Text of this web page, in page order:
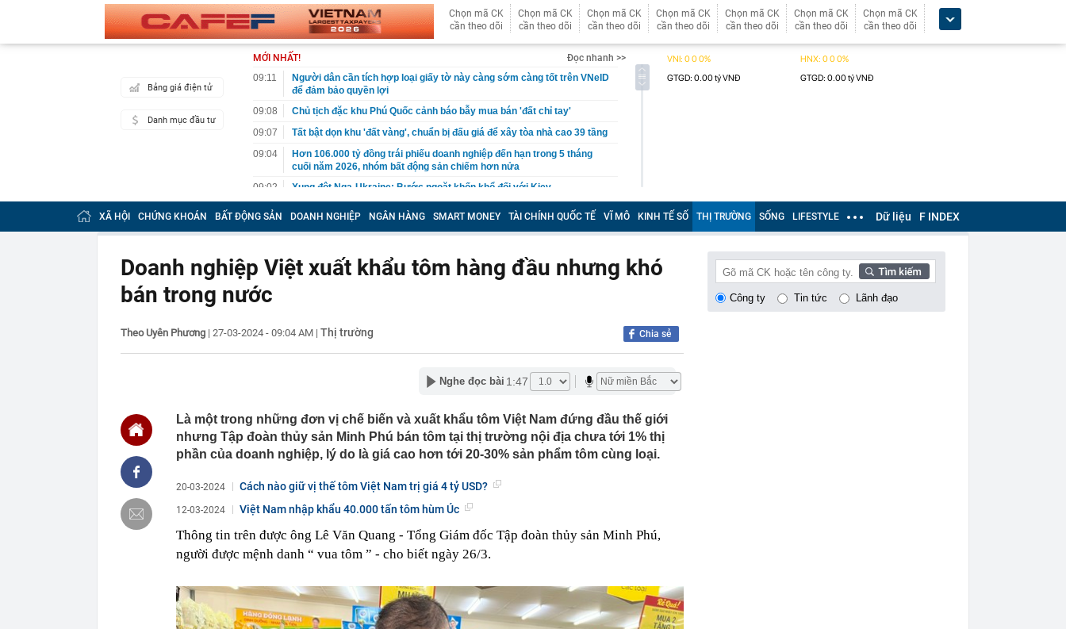
Chọn mã CK
cần theo dõi
Chọn mã CK
cần theo dõi
Chọn mã CK
cần theo dõi
Chọn mã CK
cần theo dõi
Chọn mã CK
cần theo dõi
Chọn mã CK
cần theo dõi
Chọn mã CK
cần theo dõi
Bảng giá điện tử
Danh mục đầu tư
MỚI NHẤT!
Đọc nhanh >>
09:11
Người dân cần tích hợp loại giấy tờ này càng sớm càng tốt trên VNeID
để đảm bảo quyền lợi
09:08
Chủ tịch đặc khu Phú Quốc cảnh báo bẫy mua bán 'đất chỉ tay'
09:07
Tất bật dọn khu 'đất vàng', chuẩn bị đấu giá để xây tòa nhà cao 39 tầng
09:04
Hơn 106.000 tỷ đồng trái phiếu doanh nghiệp đến hạn trong 5 tháng
cuối năm 2026, nhóm bất động sản chiếm hơn nửa
09:02
Xung đột Nga-Ukraine: Bước ngoặt khốn khổ đối với Kiev
09:00
Thành lập Khu Công nghệ cao tỉnh Hưng Yên
08:58
Sàn TMĐT gửi sai doanh thu, hóa đơn của người bán cho cơ quan
08:56
Xuất hiện “dấu chân” dòng tiền ngoại âm thầm đổ hàng nghìn tỷ vào
chứng khoán Việt Nam
08:56
đường, người đàn ông SN 1984 phải làm việc với cơ quan chức năng
08:45
Giáo sư phát hiện 32/35 sinh viên trong lớp dùng AI làm bài chỉ nhờ
Giá vàng nhẫn, vàng miếng ngày 8/8 tại SJC, Bảo Tín Minh Châu, Bảo
08:38
Gạo Thái Lan bất ngờ bị đe dọa trước một đối thủ mới: Giá rẻ hơn hẳn,
Mỹ tăng cường chốt đơn
08:35
Phát ghen với nhà miền Tây: Rộng thênh thang không thấy điểm dừng,
camera lia góc nào cũng quá wow
08:35
Vành đai 3 - Đòn bẩy mở rộng không gian phát triển phía Bắc Thủ đô
08:26
CEO Dương Văn Bắc: Trải qua cuộc "Cuộc đại phẫu" không gây mê,
giờ là lúc Novaland nỗ lực từng ngày để "sòng phẳng" với niềm tin của
khách hàng
08:25
Vụ ô tô bị trộm 2 bánh khi đỗ trong khu đô thị ở Hà Nội: Chủ xe lên
08:25
Thượng viện Mỹ thông qua dự luật áp thuế lên tới 100% với nước mua
dầu khí Nga
08:20
Chuyện gì đang xảy ra với Bamboo Airways?
XÃ HỘI CHỨNG KHOÁN BẤT ĐỘNG SẢN DOANH NGHIỆP NGÂN HÀNG SMART MONEY TÀI CHÍNH QUỐC TẾ VĨ MÔ KINH TẾ SỐ THỊ TRƯỜNG SỐNG LIFESTYLE Dữ liệu F INDEX
Doanh nghiệp Việt xuất khẩu tôm hàng đầu nhưng khó
bán trong nước
Theo Uyên Phương | 27-03-2024 - 09:04 AM | Thị trường Chia sẻ
Nghe đọc bài 1:47
Là một trong những đơn vị chế biến và xuất khẩu tôm Việt Nam đứng đầu thế giới
nhưng Tập đoàn thủy sản Minh Phú bán tôm tại thị trường nội địa chưa tới 1% thị
phần của doanh nghiệp, lý do là giá cao hơn tới 20-30% sản phẩm tôm cùng loại.
20-03-2024 Cách nào giữ vị thế tôm Việt Nam trị giá 4 tỷ USD?
12-03-2024 Việt Nam nhập khẩu 40.000 tấn tôm hùm Úc
Thông tin trên được ông Lê Văn Quang - Tổng Giám đốc Tập đoàn thủy sản Minh Phú,
người được mệnh danh “ vua tôm ” - cho biết ngày 26/3.
Công ty Tin tức Lãnh đạo